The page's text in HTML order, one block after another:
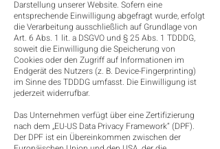
Darstellung unserer Website. Sofern eine
entsprechende Einwilligung abgefragt wurde, erfolgt
die Verarbeitung ausschließlich auf Grundlage von
Art. 6 Abs. 1 lit. a DSGVO und § 25 Abs. 1 TDDDG,
soweit die Einwilligung die Speicherung von
Cookies oder den Zugriff auf Informationen im
Endgerät des Nutzers (z. B. Device-Fingerprinting)
im Sinne des TDDDG umfasst. Die Einwilligung ist
jederzeit widerrufbar.
Das Unternehmen verfügt über eine Zertifizierung
nach dem „EU-US Data Privacy Framework“ (DPF).
Der DPF ist ein Übereinkommen zwischen der